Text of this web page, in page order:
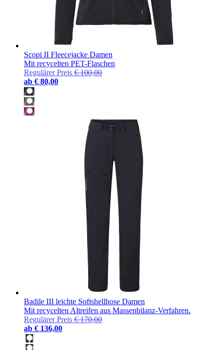
Scopi II Fleecejacke Damen
Mit recycelten PET-Flaschen
Regulärer Preis € 100,00
ab € 80,00
Badile III leichte Softshellhose Damen
Mit recycelten Altreifen aus Massenbilanz-Verfahren.
Regulärer Preis € 170,00
ab € 136,00